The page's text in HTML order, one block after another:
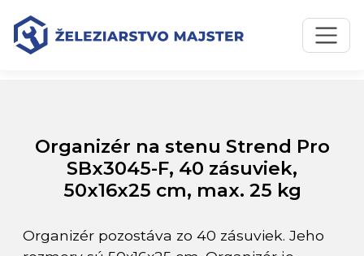
Preskočiť na obsah
Preskočiť na hlavné menu
Úvodná stránka
Organizér na stenu Strend Pro SBx3045-F, 40 zásuviek,
50x16x25 cm, max. 25 kg
Organizér na stenu Strend Pro
SBx3045-F, 40 zásuviek,
50x16x25 cm, max. 25 kg
Organizér pozostáva zo 40 zásuviek. Jeho